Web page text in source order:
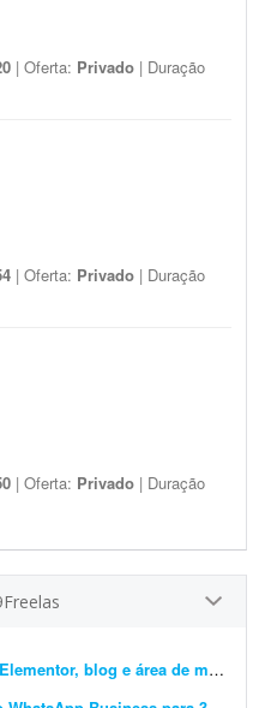
| Oferta: Privado | Duração
| Oferta: Privado | Duração
| Oferta: Privado | Duração
Criar 30 sites WordPress com Elementor, blog e área de membros